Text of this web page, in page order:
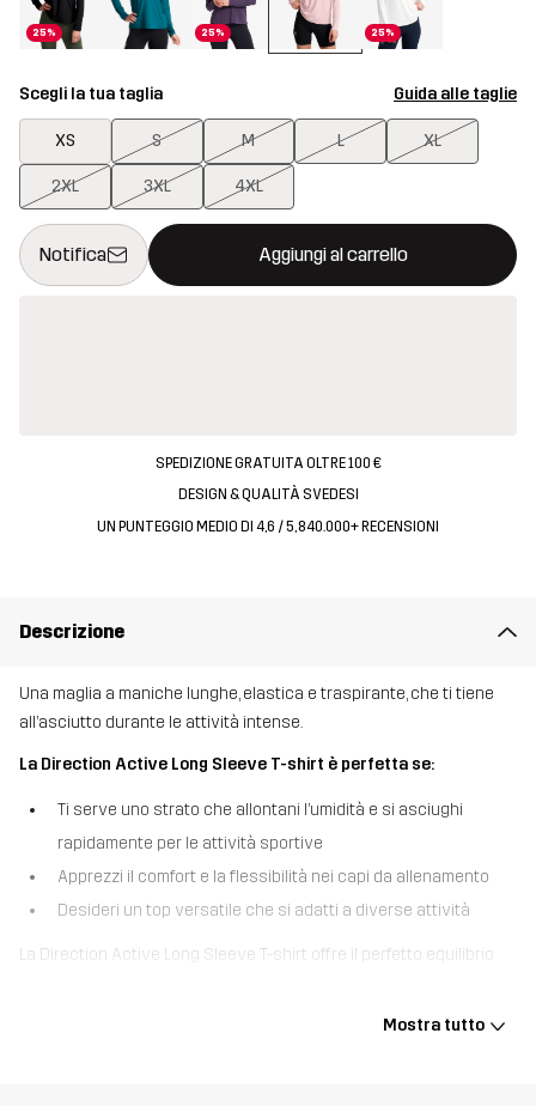
25% 25% 25%
Scegli la tua taglia Guida alle taglie
XS S M L XL
2XL 3XL 4XL
Notifica Aggiungi al carrello
Questo tasto aprirà una finestra modale per confermare un
{{size}} non disponibile
SPEDIZIONE GRATUITA OLTRE 100 €
DESIGN & QUALITÀ SVEDESI
UN PUNTEGGIO MEDIO DI 4,6 / 5, 840.000+ RECENSIONI
Descrizione
Una maglia a maniche lunghe, elastica e traspirante, che ti tiene
all’asciutto durante le attività intense.
La Direction Active Long Sleeve T-shirt è perfetta se:
Ti serve uno strato che allontani l’umidità e si asciughi
rapidamente per le attività sportive
Apprezzi il comfort e la flessibilità nei capi da allenamento
Desideri un top versatile che si adatti a diverse attività
La Direction Active Long Sleeve T-shirt offre il perfetto equilibrio
Mostra tutto